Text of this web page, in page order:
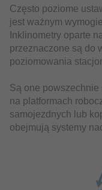
Często poziome
jest ważnym
Inklinometry oparte
przeznaczone są do
poziomowania
Są one powszechnie
na platformach
samojezdnych lub
obejmują systemy